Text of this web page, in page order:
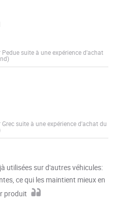
suite à une expérience d'achat
suite à une expérience d'achat du
utilisées sur d'autres véhicules:
ce qui les maintient mieux en
produit